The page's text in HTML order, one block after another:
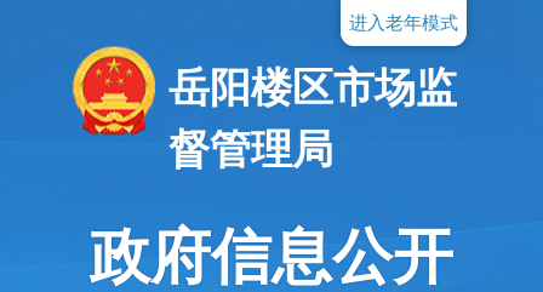
进入老年模式
岳阳楼区市场监
督管理局
政府信息公开